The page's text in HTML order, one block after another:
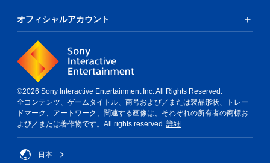
オフィシャルアカウント
©2026 Sony Interactive Entertainment Inc. All Rights Reserved.
全コンテンツ、ゲームタイトル、商号および／または製品形状、トレー
ドマーク、アートワーク、関連する画像は、それぞれの所有者の商標お
よび／または著作物です。All rights reserved. 詳細
日本